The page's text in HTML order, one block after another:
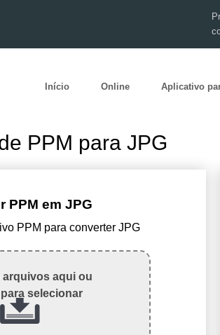
Início Online Aplicativo
PPM para JPG
PPM em JPG
PPM para converter JPG
arquivos aqui ou
selecionar